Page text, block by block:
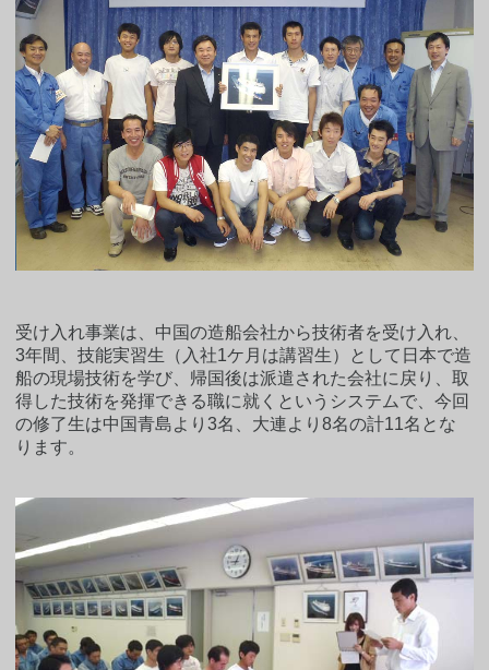
受け入れ事業は、中国の造船会社から技術者を受け入れ、
3年間、技能実習生（入社1ケ月は講習生）として日本で造
船の現場技術を学び、帰国後は派遣された会社に戻り、取
得した技術を発揮できる職に就くというシステムで、今回
の修了生は中国青島より3名、大連より8名の計11名とな
ります。